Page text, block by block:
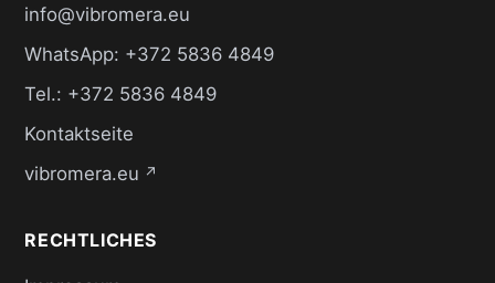
info@vibromera.eu
WhatsApp: +372 5836 4849
Tel.: +372 5836 4849
Kontaktseite
vibromera.eu ↗
RECHTLICHES